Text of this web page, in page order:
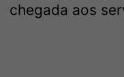
chegada aos